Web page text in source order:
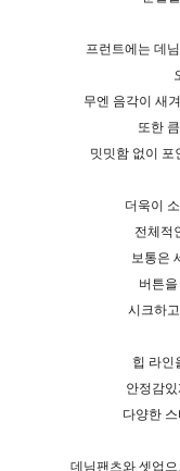
프런트에는 데
무엔 음각이 새
또한
밋밋함 없이 포
더욱이
전체적
보통은
버튼
시크하
힙 라인
안정감
다양한
데님팬츠와 셋업